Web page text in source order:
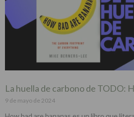
La huella de carbono de TODO:
9 de mayo de 2024